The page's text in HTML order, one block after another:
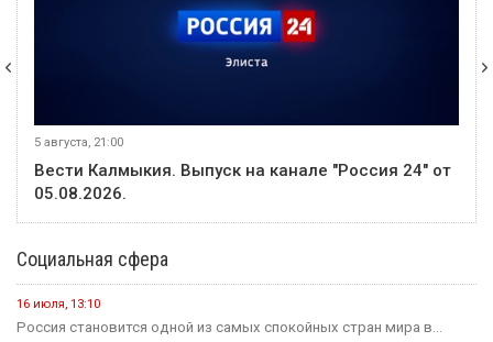
5 августа, 21:00
Вести Калмыкия. Выпуск на канале "Россия 24" от
05.08.2026.
Социальная сфера
16 июля, 13:10
Россия становится одной из самых спокойных стран мира в...